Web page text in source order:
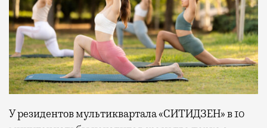
У резидентов мультиквартала «СИТИДЗЕН» в 10